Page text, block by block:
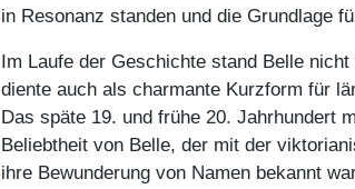
in Resonanz standen und die Grundlage
Im Laufe der Geschichte stand Belle
diente auch als charmante Kurzform für
Das späte 19. und frühe 20. Jahrhundert
Beliebtheit von Belle, der mit der
ihre Bewunderung von Namen bekannt